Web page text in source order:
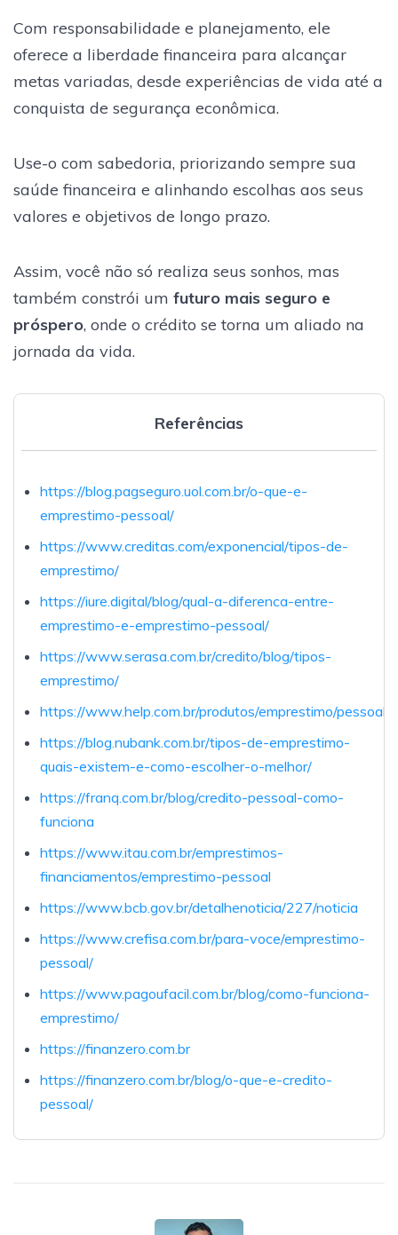
Com responsabilidade e planejamento, ele
oferece a liberdade financeira para alcançar
metas variadas, desde experiências de vida até a
conquista de segurança econômica.
Use-o com sabedoria, priorizando sempre sua
saúde financeira e alinhando escolhas aos seus
valores e objetivos de longo prazo.
Assim, você não só realiza seus sonhos, mas
também constrói um futuro mais seguro e
próspero, onde o crédito se torna um aliado na
jornada da vida.
Referências
https://blog.pagseguro.uol.com.br/o-que-e-
emprestimo-pessoal/
https://www.creditas.com/exponencial/tipos-de-
emprestimo/
https://iure.digital/blog/qual-a-diferenca-entre-
emprestimo-e-emprestimo-pessoal/
https://www.serasa.com.br/credito/blog/tipos-
emprestimo/
https://www.help.com.br/produtos/emprestimo/
https://blog.nubank.com.br/tipos-de-emprestimo-
quais-existem-e-como-escolher-o-melhor/
https://franq.com.br/blog/credito-pessoal-como-
funciona
https://www.itau.com.br/emprestimos-
financiamentos/emprestimo-pessoal
https://www.bcb.gov.br/detalhenoticia/227/noticia
https://www.crefisa.com.br/para-voce/emprestimo-
pessoal/
https://www.pagoufacil.com.br/blog/como-funciona-
emprestimo/
https://finanzero.com.br
https://finanzero.com.br/blog/o-que-e-credito-
pessoal/